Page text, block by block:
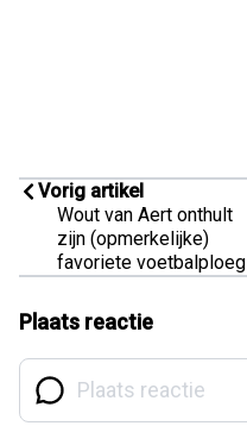
Vorig artikel
Wout van Aert onthult
zijn (opmerkelijke)
favoriete voetbalploeg
Plaats reactie